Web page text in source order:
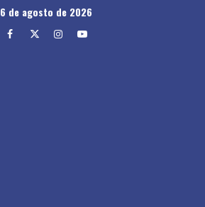
6 de agosto de 2026
Facebook
TwitterInstagram
Youtube